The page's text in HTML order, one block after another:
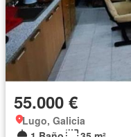
55.000 €
Lugo, Galicia